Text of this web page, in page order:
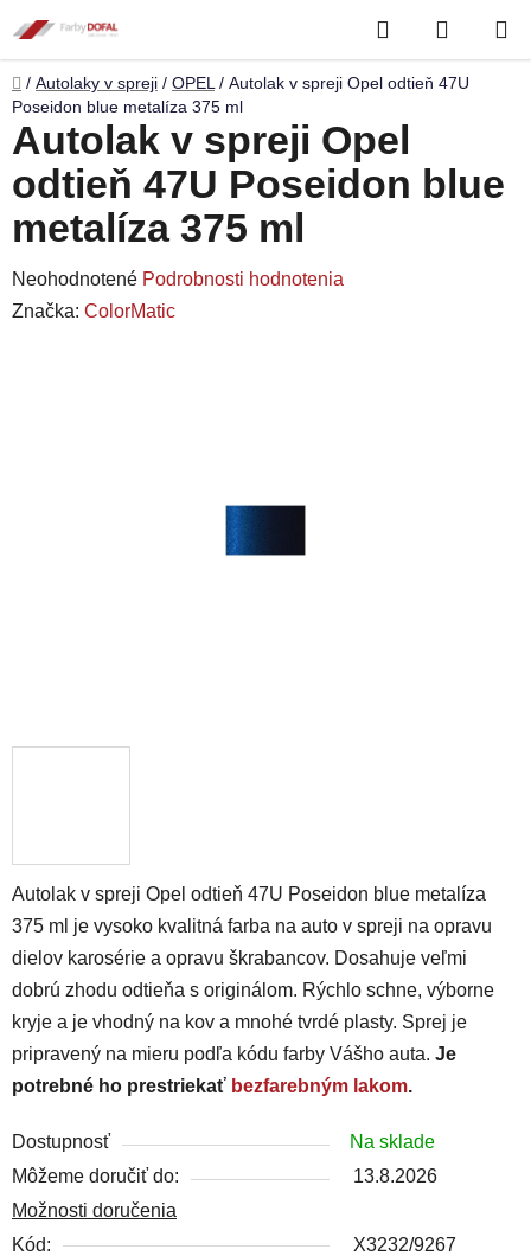
na
obsah
Hľadať
KOŠÍK
Domov
/ Autolaky v spreji / OPEL / Autolak v spreji Opel odtieň 47U
Poseidon blue metalíza 375 ml
Autolak v spreji Opel odtieň 47U Poseidon blue metalíza
375 ml je vysoko kvalitná farba na auto v spreji na opravu
dielov karosérie a opravu škrabancov. Dosahuje veľmi
dobrú zhodu odtieňa s originálom. Rýchlo schne, výborne
kryje a je vhodný na kov a mnohé tvrdé plasty. Sprej je
pripravený na mieru podľa kódu farby Vášho auta. Je
potrebné ho prestriekať bezfarebným lakom.
Dostupnosť
Na sklade
Môžeme doručiť do:
13.8.2026
Možnosti doručenia
Kód:
X3232/9267
Autolak v spreji Opel
odtieň 47U Poseidon blue
metalíza 375 ml
Priemerné
hodnotenie
Neohodnotené Podrobnosti hodnotenia
Značka: ColorMatic